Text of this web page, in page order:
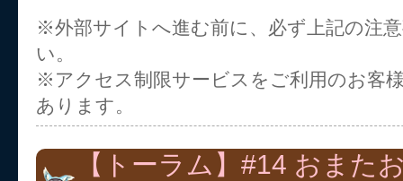
※外部サイトへ進む前に、必ず上記の注
い。
※アクセス制限サービスをご利用のお客
あります。
【トーラム】#14 おまた